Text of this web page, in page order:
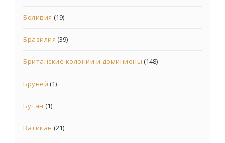
Боливия (19)
Бразилия (39)
Британские колонии и доминионы (148)
Бруней (1)
Бутан (1)
Ватикан (21)